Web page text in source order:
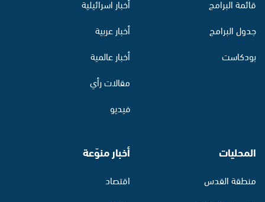
قائمة البرامج
جدول البرامج
بودكاست
أخبار اسرائيلية
أخبار عربية
أخبار عالمية
مقالات رأي
فيديو
المحليات
منطقة القدس
أخبار منوّعة
اقتصاد